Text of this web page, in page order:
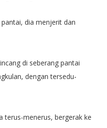
dia menjerit dan
di seberang pantai
dengan tersedu-
terus-menerus, bergerak ke